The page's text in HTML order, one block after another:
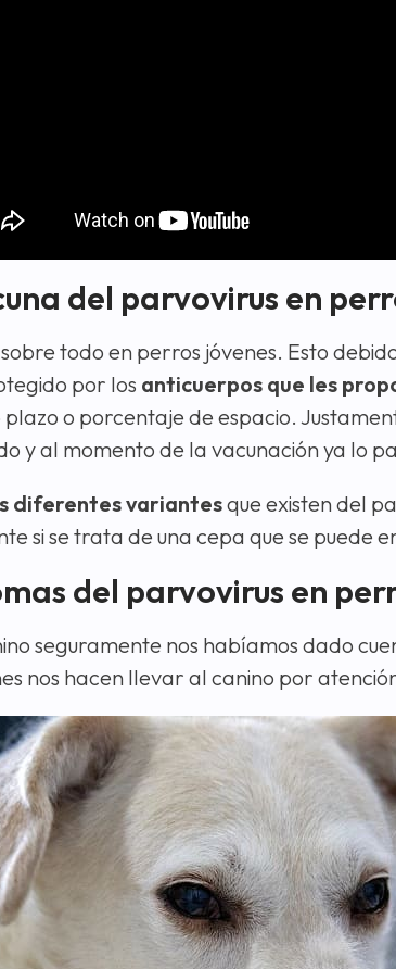
del parvovirus en
todo en perros jóvenes. Esto
por los anticuerpos que les
plazo o porcentaje de espacio.
y al momento de la vacunación ya lo
diferentes variantesque existen del
si se trata de una cepa que se puede
del parvovirus en
seguramente nos habíamos dado
nos hacen llevar al canino por